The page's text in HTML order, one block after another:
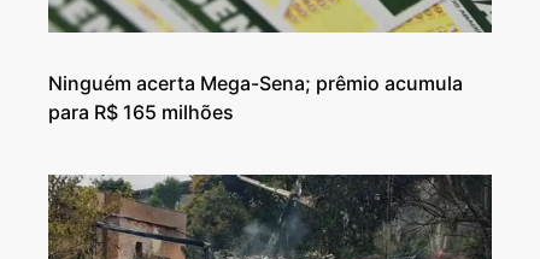
Ninguém acerta Mega-Sena; prêmio acumula
para R$ 165 milhões